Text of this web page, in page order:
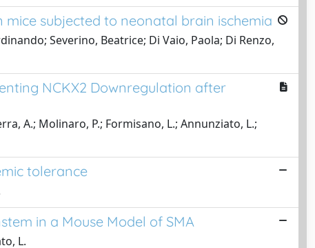
subjected to neonatal brain ischemia
Severino, Beatrice; Di Vaio, Paola; Di Renzo,
NCKX2 Downregulation after
A.; Molinaro, P.; Formisano, L.; Annunziato, L.;
tolerance
in a Mouse Model of SMA
L.